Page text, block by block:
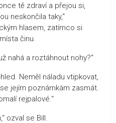
tě zdraví a přejou si,
neskončila taky,“
hlasem, zatímco si
činu.
nahá a roztáhnout nohy?“
Neměl náladu vtipkovat,
jejím poznámkám zasmát.
rejpalové.“
ozval se Bill.